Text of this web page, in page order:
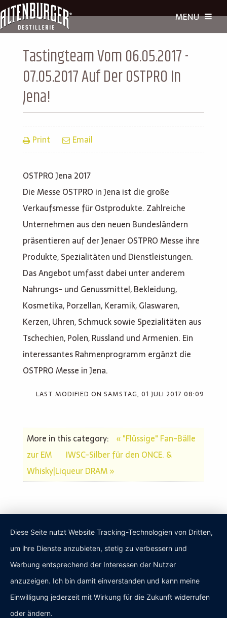
Tastingteam Vom 06.05.2017 -
07.05.2017 Auf Der OSTPRO In
Jena!
Print Email
OSTPRO Jena 2017
Die Messe OSTPRO in Jena ist die große
Verkaufsmesse für Ostprodukte. Zahlreiche
Unternehmen aus den neuen Bundesländern
präsentieren auf der Jenaer OSTPRO Messe ihre
Produkte, Spezialitäten und Dienstleistungen.
Das Angebot umfasst dabei unter anderem
Nahrungs- und Genussmittel, Bekleidung,
Kosmetika, Porzellan, Keramik, Glaswaren,
Kerzen, Uhren, Schmuck sowie Spezialitäten aus
Tschechien, Polen, Russland und Armenien. Ein
interessantes Rahmenprogramm ergänzt die
OSTPRO Messe in Jena.
LAST MODIFIED ON SAMSTAG, 01 JULI 2017 08:09
More in this category:
« "Flüssige" Fan-Bälle
zur EM
IWSC-Silber für den ONCE. &
Whisky|Liqueur DRAM »
Rechtliches
Datenschutzerklärung
Diese Seite nutzt Website Tracking-Technologien von Dritten,
um ihre Dienste anzubieten, stetig zu verbessern und
Werbung entsprechend der Interessen der Nutzer
anzuzeigen. Ich bin damit einverstanden und kann meine
Einwilligung jederzeit mit Wirkung für die Zukunft widerrufen
oder ändern.